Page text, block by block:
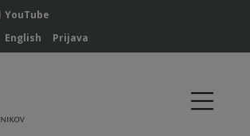
YouTube
English Prijava